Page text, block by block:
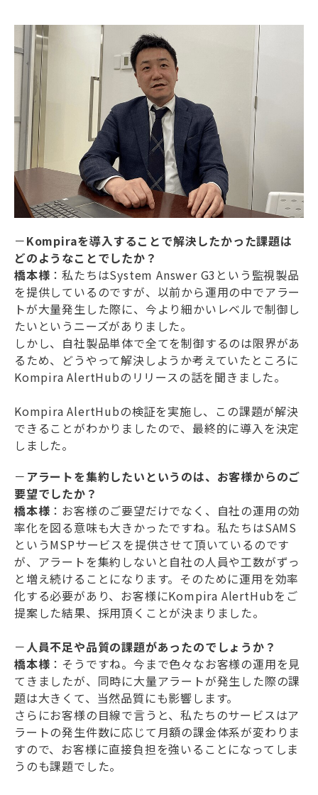
－Kompiraを導入することで解決したかった課題は
どのようなことでしたか？
橋本様 ：私たちはSystem Answer G3という監視製品
を提供しているのですが、以前から運用の中でアラー
トが大量発生した際に、今より細かいレベルで制御し
たいというニーズがありました。
しかし、自社製品単体で全てを制御するのは限界があ
るため、どうやって解決しようか考えていたところに
Kompira AlertHubのリリースの話を聞きました。
Kompira AlertHubの検証を実施し、この課題が解決
できることがわかりましたので、最終的に導入を決定
しました。
－ アラートを集約したいというのは、お客様からのご
要望でしたか？
橋本様 ：お客様のご要望だけでなく、自社の運用の効
率化を図る意味も大きかったですね。私たちはSAMS
というMSPサービスを提供させて頂いているのです
が、アラートを集約しないと自社の人員や工数がずっ
と増え続けることになります。そのために運用を効率
化する必要があり、お客様にKompira AlertHubをご
提案した結果、採用頂くことが決まりました。
－人員不足や品質の課題があったのでしょうか？
橋本様 ：そうですね。今まで色々なお客様の運用を見
てきましたが、同時に大量アラートが発生した際の課
題は大きくて、当然品質にも影響します。
さらにお客様の目線で言うと、私たちのサービスはア
ラートの発生件数に応じて月額の課金体系が変わりま
すので、お客様に直接負担を強いることになってしま
うのも課題でした。